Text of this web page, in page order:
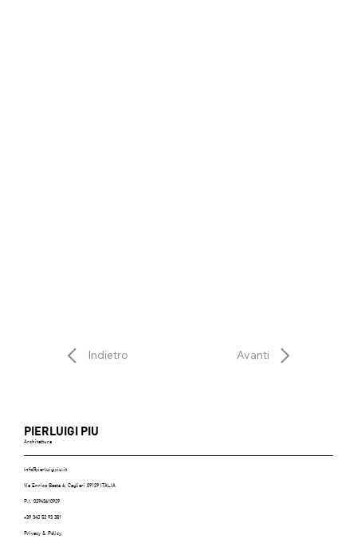
Avanti
Indietro
PIERLUIGI PIU
Architettura
+39 340 52 93 381
Via Enrico Besta 6, Cagliari 09129 ITALIA
info@pierluigipiu.it
P.I. 02943610929
Privacy & Policy